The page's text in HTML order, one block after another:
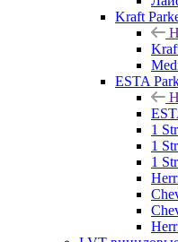
Kraft
ESTA
1
1
1